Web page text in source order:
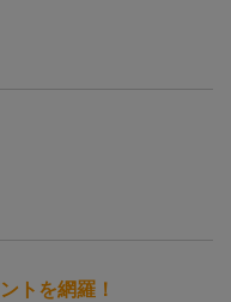
トを網羅！